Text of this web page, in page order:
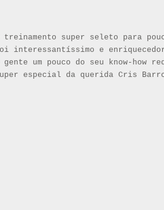
treinamento super seleto para
interessantíssimo e
gente um pouco do seu know-how
especial da querida Cris